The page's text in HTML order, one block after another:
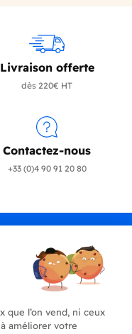
Livraison offerte
dès 220€ HT
Contactez-nous
+33 (0)4 90 91 20 80